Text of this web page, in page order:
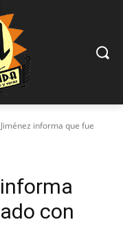
informa que fue
con